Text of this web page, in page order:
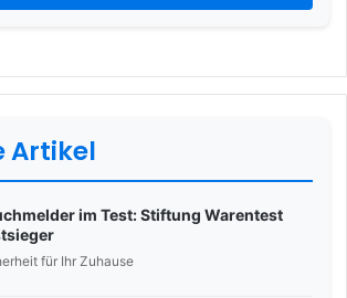
Artikel
im Test: Stiftung Warentest
für Ihr Zuhause